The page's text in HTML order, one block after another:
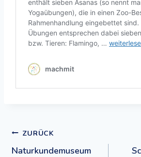
ZURÜCK
Naturkundemuseum